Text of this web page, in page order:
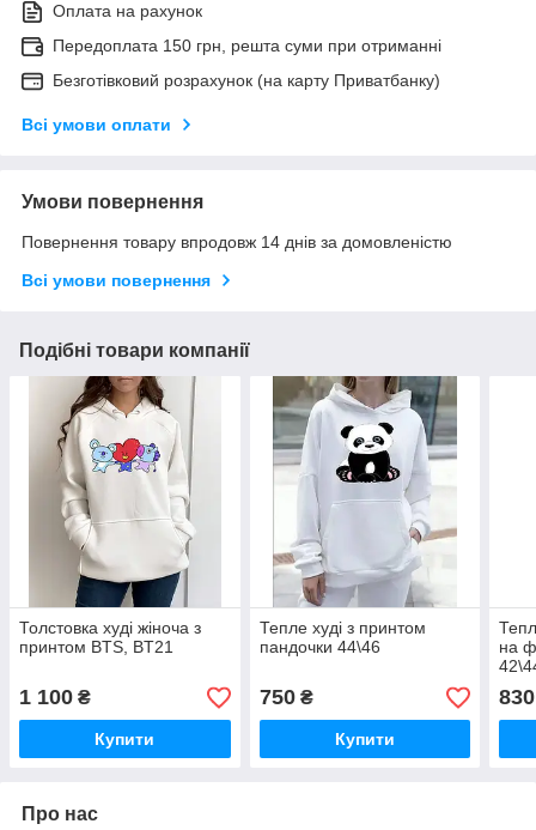
Оплата на рахунок
Передоплата 150 грн, решта суми при отриманні
Безготівковий розрахунок (на карту Приватбанку)
Всі умови оплати
Умови повернення
Повернення товару впродовж 14 днів за домовленістю
Всі умови повернення
Подібні товари компанії
Толстовка худі жіноча з
принтом BTS, BT21
1 100 ₴
Купити
Тепле худі з принтом
пандочки 44\46
750₴
Купити
на
830
Про нас